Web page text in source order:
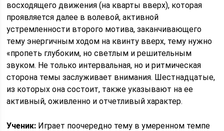
восходящего движения (на кварты вверх), которая
проявляется далее в волевой, активной
устремленности второго мотива, заканчивающего
тему энергичным ходом на квинту вверх, тему нужно
«пропеть глубоким, но светлым и решительным
звуком. Не только интервальная, но и ритмическая
сторона темы заслуживает внимания. Шестнадцатые,
из которых она состоит, также указывают на ее
активный, оживленно и отчетливый характер.
Ученик: Играет поочередно тему в умеренном темпе